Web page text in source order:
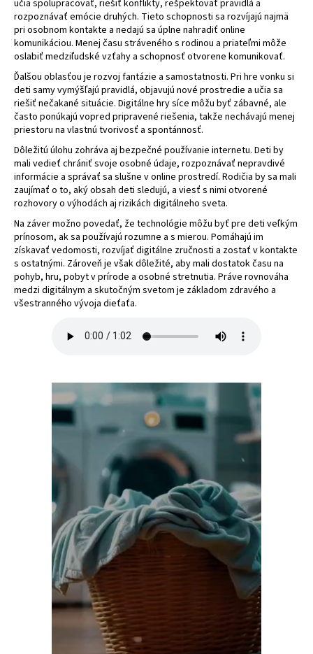
učia spolupracovať, riešiť konflikty, rešpektovať pravidlá a
rozpoznávať emócie druhých. Tieto schopnosti sa rozvíjajú najmä
pri osobnom kontakte a nedajú sa úplne nahradiť online
komunikáciou. Menej času stráveného s rodinou a priateľmi môže
oslabiť medziľudské vzťahy a schopnosť otvorene komunikovať.
Ďalšou oblasťou je rozvoj fantázie a samostatnosti. Pri hre vonku si
deti samy vymýšľajú pravidlá, objavujú nové prostredie a učia sa
riešiť nečakané situácie. Digitálne hry síce môžu byť zábavné, ale
často ponúkajú vopred pripravené riešenia, takže nechávajú menej
priestoru na vlastnú tvorivosť a spontánnosť.
Dôležitú úlohu zohráva aj bezpečné používanie internetu. Deti by
mali vedieť chrániť svoje osobné údaje, rozpoznávať nepravdivé
informácie a správať sa slušne v online prostredí. Rodičia by sa mali
zaujímať o to, aký obsah deti sledujú, a viesť s nimi otvorené
rozhovory o výhodách aj rizikách digitálneho sveta.
Na záver možno povedať, že technológie môžu byť pre deti veľkým
prínosom, ak sa používajú rozumne a s mierou. Pomáhajú im
získavať vedomosti, rozvíjať digitálne zručnosti a zostať v kontakte
s ostatnými. Zároveň je však dôležité, aby mali dostatok času na
pohyb, hru, pobyt v prírode a osobné stretnutia. Práve rovnováha
medzi digitálnym a skutočným svetom je základom zdravého a
všestranného vývoja dieťaťa.